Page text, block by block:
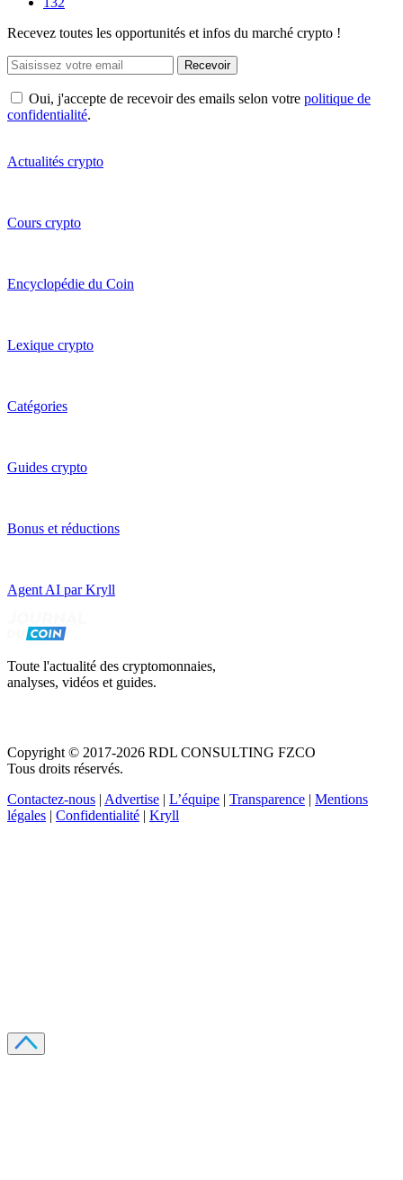
Recevez toutes les opportunités et infos du marché crypto !
Recevoir
Oui, j'accepte de recevoir des emails selon votre politique de
confidentialité.
Actualités crypto
Cours crypto
Encyclopédie du Coin
Lexique crypto
Catégories
Guides crypto
Bonus et réductions
Agent AI par Kryll
Toute l'actualité des cryptomonnaies,
analyses, vidéos et guides.
Copyright © 2017-2026 RDL CONSULTING FZCO
Tous droits réservés.
Contactez-nous | Advertise | L’équipe | Transparence | Mentions
légales | Confidentialité | Kryll